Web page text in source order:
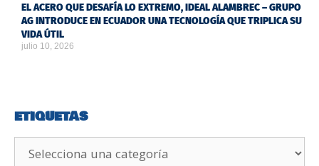
EL ACERO QUE DESAFÍA LO EXTREMO, IDEAL ALAMBREC – GRUPO
AG INTRODUCE EN ECUADOR UNA TECNOLOGÍA QUE TRIPLICA SU
VIDA ÚTIL
julio 10, 2026
ETIQUETAS